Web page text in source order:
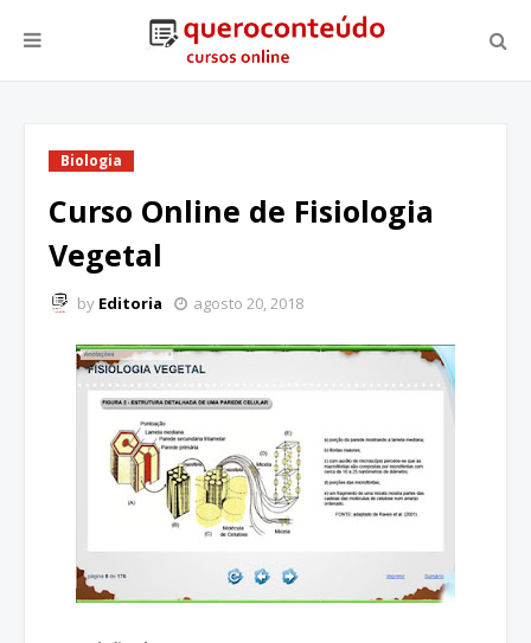
Biologia
Curso Online de Fisiologia
Vegetal
by Editoria agosto 20, 2018